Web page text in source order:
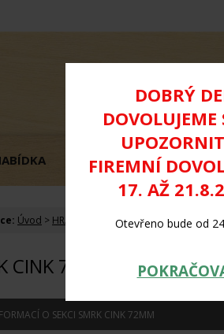
DOBRÝ
DOVOLUJEME
FIREMNÍ
17. AŽ
Otevřeno bude od
OBCHODNÍ PODMÍNKY
Úvod > HRANOLY - EUROHRANOLY >Smrk
CINK 72MM
O SEKCI SMRK CINK 72MM